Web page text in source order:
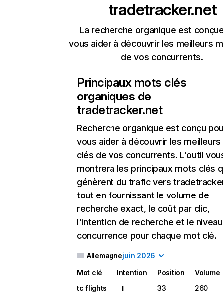
tradetracker.net
La recherche organique est
vous aider à découvrir les meilleurs
de vos concurrents.
Principaux mots clés
organiques de
tradetracker.net
Recherche organique est conçu
vous aider à découvrir les
clés de vos concurrents. L'outil
montrera les principaux mots clés
génèrent du trafic vers
tout en fournissant le volume de
recherche exact, le coût par clic,
l'intention de recherche et le
concurrence pour chaque mot clé.
Allemagnejuin 2026
Mot clé Intention Position
Volume
tc flights
I 33 260